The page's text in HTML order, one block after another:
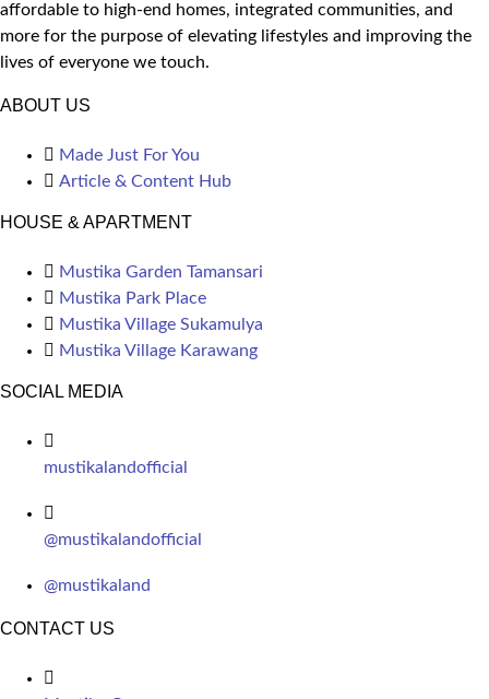
affordable to high-end homes, integrated communities, and
more for the purpose of elevating lifestyles and improving the
lives of everyone we touch.
ABOUT US
Made Just For You
Article & Content Hub
HOUSE & APARTMENT
Mustika Garden Tamansari
Mustika Park Place
Mustika Village Sukamulya
Mustika Village Karawang
SOCIAL MEDIA
mustikalandofficial
@mustikalandofficial
@mustikaland
CONTACT US